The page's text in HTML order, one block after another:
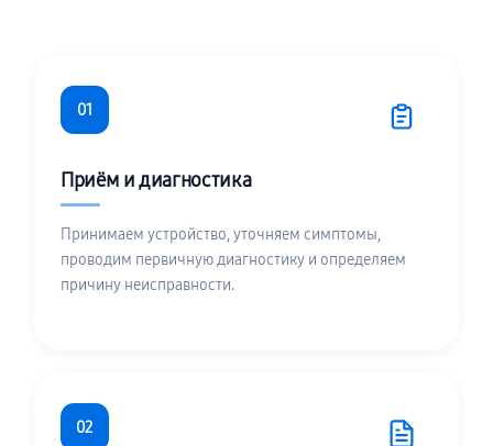
01
Приём и диагностика
Принимаем устройство, уточняем симптомы,
проводим первичную диагностику и определяем
причину неисправности.
02